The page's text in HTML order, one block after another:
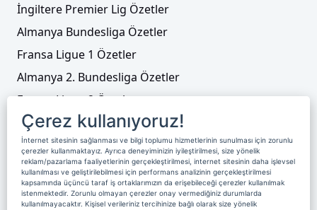
İngiltere Premier Lig Özetler
Almanya Bundesliga Özetler
Fransa Ligue 1 Özetler
Almanya 2. Bundesliga Özetler
Fransa Ligue 2 Özetler
Tenis
Video Liste
Foto Galeriler
Çerez kullanıyoruz!
İnternet sitesinin sağlanması ve bilgi toplumu hizmetlerinin sunulması için zorunlu
çerezler kullanmaktayız. Ayrıca deneyiminizin iyileştirilmesi, size yönelik
reklam/pazarlama faaliyetlerinin gerçekleştirilmesi, internet sitesinin daha işlevsel
kullanılması ve geliştirilebilmesi için performans analizinin gerçekleştirilmesi
kapsamında üçüncü taraf iş ortaklarımızın da erişebileceği çerezler kullanılmak
istenmektedir. Zorunlu olmayan çerezler onay vermediğiniz durumlarda
kullanılmayacaktır. Kişisel verileriniz tercihinize bağlı olarak size yönelik